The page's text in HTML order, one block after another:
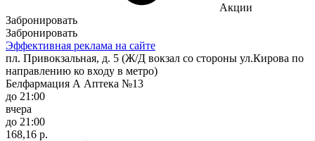
Акции
Забронировать
Забронировать
Эффективная реклама на сайте
пл. Привокзальная, д. 5 (Ж/Д вокзал со стороны ул.Кирова по
направлению ко входу в метро)
Белфармация А Аптека №13
до 21:00
вчера
до 21:00
168,16 р.